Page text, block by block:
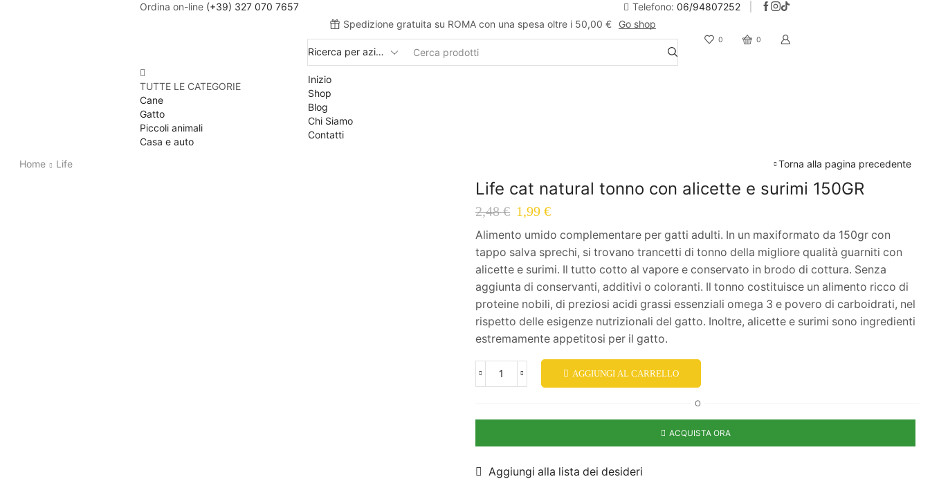
Ordina on-line (+39) 327 070 7657 Telefono: 06/94807252
Spedizione gratuita su ROMA con una spesa oltre i 50,00 €
Go shop
0 0
TUTTE LE CATEGORIE
Cane
Gatto
Piccoli animali
Casa e auto
Inizio
Shop
Blog
Chi Siamo
Contatti
Home Life Torna alla pagina precedente
Life cat natural tonno con alicette e surimi 150GR
2,48€ 1,99 €
Alimento umido complementare per gatti adulti. In un maxiformato da 150gr con
tappo salva sprechi, si trovano trancetti di tonno della migliore qualità guarniti con
alicette e surimi. Il tutto cotto al vapore e conservato in brodo di cottura. Senza
aggiunta di conservanti, additivi o coloranti. Il tonno costituisce un alimento ricco di
proteine nobili, di preziosi acidi grassi essenziali omega 3 e povero di carboidrati, nel
rispetto delle esigenze nutrizionali del gatto. Inoltre, alicette e surimi sono ingredienti
estremamente appetitosi per il gatto.
AGGIUNGI AL CARRELLO
O
ACQUISTA ORA
Aggiungi alla lista dei desideri